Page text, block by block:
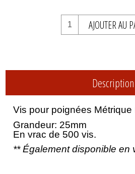
AJOUTER AU
Description
Vis pour poignées Métrique
Grandeur: 25mm
En vrac de 500 vis.
** Également disponible en